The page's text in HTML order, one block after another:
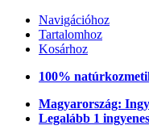
Navigációhoz
Tartalomhoz
Kosárhoz
100%
Magyarország:
Legalább 1